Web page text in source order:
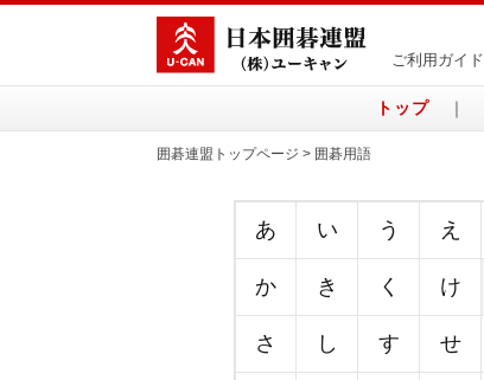
ご利用ガイド
トップ ｜
囲碁連盟トップページ > 囲碁用語
あ い う え
か き く け
さ し す せ